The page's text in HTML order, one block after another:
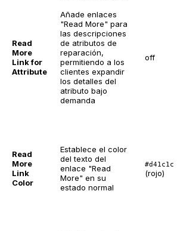
Read
More
Link for
Attribute
Añade enlaces
"Read More" para
las descripciones
de atributos de
reparación,
permitiendo a los
clientes expandir
los detalles del
atributo bajo
demanda
off
Read
More
Link
Color
Establece el color
del texto del
enlace "Read
More" en su
estado normal
#d41c1c
(rojo)